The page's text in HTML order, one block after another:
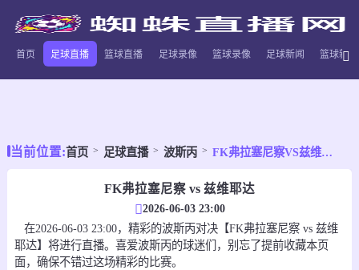
首页 足球直播 篮球直播 足球录像 篮球录像 足球新闻 篮球新闻
当前位置:首页 足球直播 波斯丙 FK弗拉塞尼察VS兹维耶达
FK弗拉塞尼察 vs 兹维耶达
2026-06-03 23:00
在2026-06-03 23:00，精彩的波斯丙对决【FK弗拉塞尼察 vs 兹维
耶达】将进行直播。喜爱波斯丙的球迷们，别忘了提前收藏本页
面，确保不错过这场精彩的比赛。